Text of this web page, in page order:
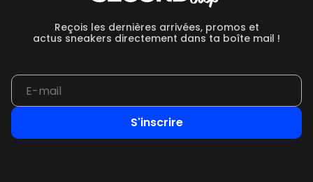
Reçois les dernières arrivées, promos et
actus sneakers directement dans ta boîte mail !
S'inscrire